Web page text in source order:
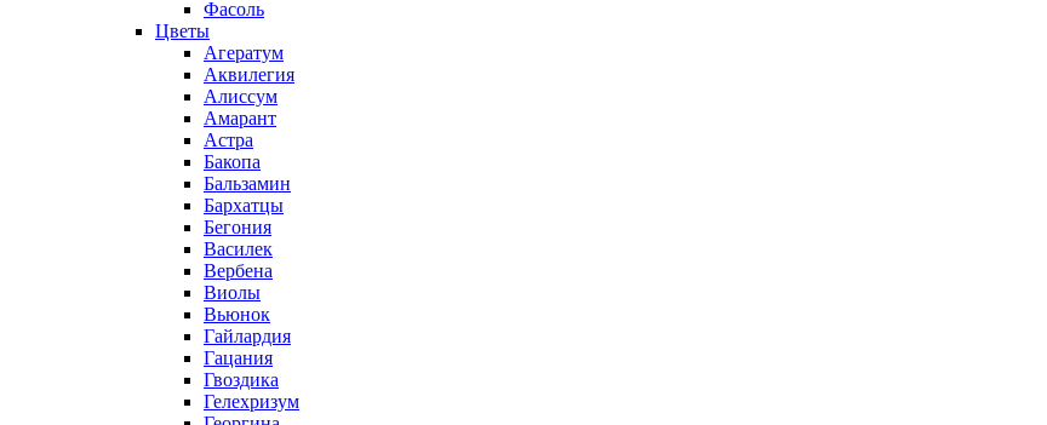
Фасоль
Цветы
Агератум
Аквилегия
Алиссум
Амарант
Астра
Бакопа
Бальзамин
Бархатцы
Бегония
Василек
Вербена
Виолы
Вьюнок
Гайлардия
Гацания
Гвоздика
Гелехризум